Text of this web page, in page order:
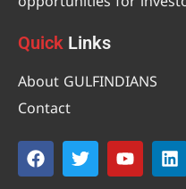
Quick Links
About GULFINDIANS
Contact